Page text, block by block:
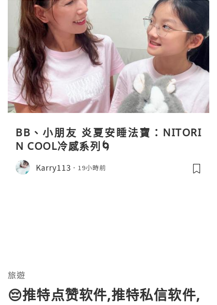
BB、小朋友 炎夏安睡法寶：NITORI
N COOL冷感系列🌀
Karry113 19小時前
旅遊
😔推特点赞软件,推特私信软件,